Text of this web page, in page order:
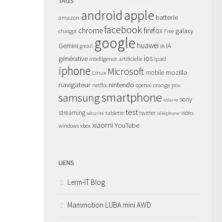
amazon androidapple batterie
chatgpt chromefacebookfirefox Free galaxy
Gemini gmail google huawei IA IA
générative intelligence artificielle ios ipad
iphone Linux Microsoft mobile mozilla
navigateur netflix nintendo openai orange prix
samsungsmartphone solaire sony
streaming sécurité tablette testtwitter téléphone vidéo
windows xbox xiaomiYouTube
LIENS
Lerm-IT Blog
Mammotion LUBA mini AWD